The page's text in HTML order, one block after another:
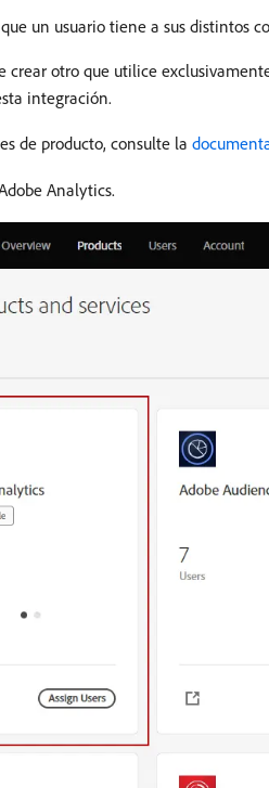
un usuario tiene a sus distintos
otro que utilice
integración.
de producto, consulte la
Analytics.